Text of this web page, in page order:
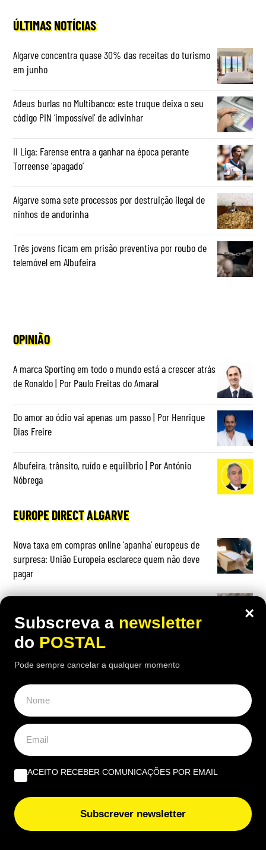
ÚLTIMAS NOTÍCIAS
Algarve concentra quase 30% das receitas do turismo
em junho
Adeus burlas no Multibanco: este truque deixa o seu
código PIN ‘impossível’ de adivinhar
II Liga: Farense entra a ganhar na época perante
Torreense ‘apagado’
Algarve soma sete processos por destruição ilegal de
ninhos de andorinha
Três jovens ficam em prisão preventiva por roubo de
telemóvel em Albufeira
OPINIÃO
A marca Sporting em todo o mundo está a crescer atrás
de Ronaldo | Por Paulo Freitas do Amaral
Do amor ao ódio vai apenas um passo | Por Henrique
Dias Freire
Albufeira, trânsito, ruído e equilíbrio | Por António
Nóbrega
EUROPE DIRECT ALGARVE
Nova taxa em compras online ‘apanha’ europeus de
surpresa: União Europeia esclarece quem não deve
pagar
Dê uma ‘vista de olhos’ à sua carteira: estas moedas de
2€ podem valer até 4.500€
×
Subscreva a newsletter
do POSTAL
Pode sempre cancelar a qualquer momento
ACEITO RECEBER COMUNICAÇÕES POR EMAIL
Subscrever newsletter